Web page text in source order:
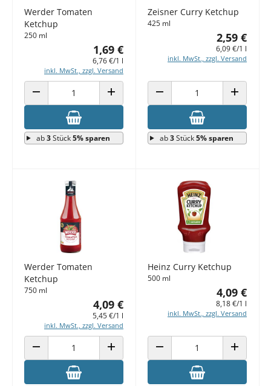
Werder Tomaten
Ketchup
250 ml
1,69 €
6,76 €/1 l
inkl. MwSt., zzgl. Versand
ANZAHL VERRINGERN ANZAHL ERHÖHEN
ab3Stück5% sparen
Zeisner Curry Ketchup
425 ml
2,59 €
6,09 €/1 l
inkl. MwSt., zzgl. Versand
ANZAHL VERRINGERN ANZAHL
ab3Stück5% sparen
Werder Tomaten
Ketchup
750 ml
4,09 €
5,45 €/1 l
inkl. MwSt., zzgl. Versand
ANZAHL VERRINGERN ANZAHL ERHÖHEN
Heinz Curry Ketchup
500 ml
4,09 €
8,18 €/1 l
inkl. MwSt., zzgl. Versand
ANZAHL VERRINGERN ANZAHL